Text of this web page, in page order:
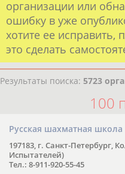
организации или
ошибку в уже
хотите ее исправить,
это сделать
Результаты поиска: 5723
100
Русская шахматная школа
197183, г. Санкт-Петербург,
Испытателей)
Тел.: 8-911-920-55-45